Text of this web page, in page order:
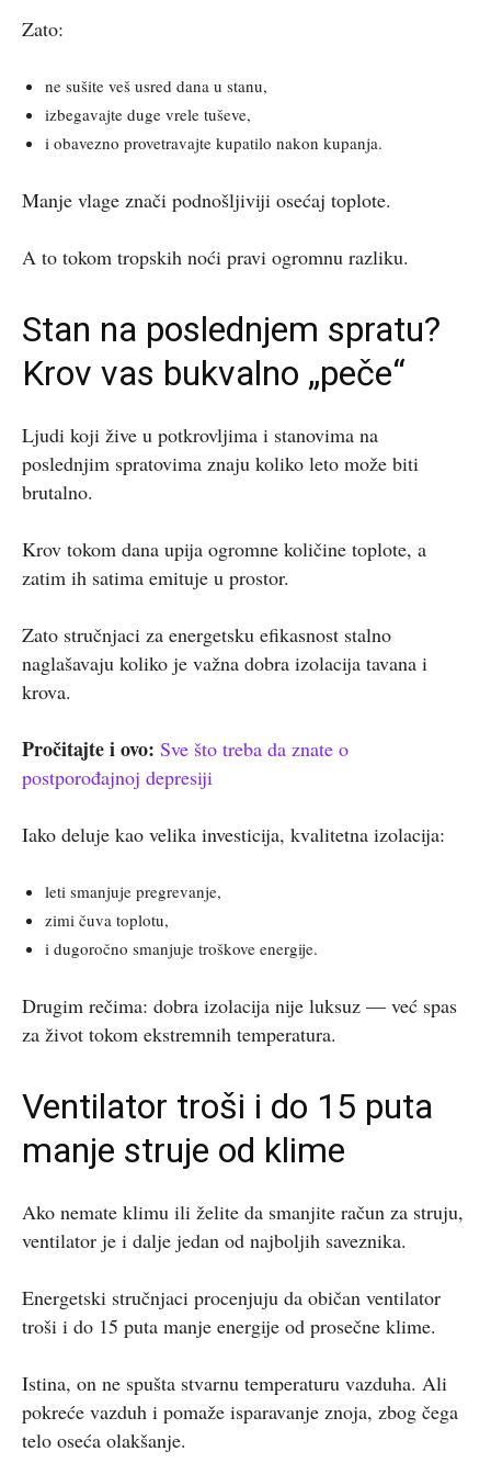
Zato:
ne sušite veš usred dana u stanu,
izbegavajte duge vrele tuševe,
i obavezno provetravajte kupatilo nakon kupanja.
Manje vlage znači podnošljiviji osećaj toplote.
A to tokom tropskih noći pravi ogromnu razliku.
Stan na poslednjem spratu?
Krov vas bukvalno „peče“
Ljudi koji žive u potkrovljima i stanovima na
poslednjim spratovima znaju koliko leto može biti
brutalno.
Krov tokom dana upija ogromne količine toplote, a
zatim ih satima emituje u prostor.
Zato stručnjaci za energetsku efikasnost stalno
naglašavaju koliko je važna dobra izolacija tavana i
krova.
Pročitajte i ovo: Sve što treba da znate o
postporođajnoj depresiji
Iako deluje kao velika investicija, kvalitetna izolacija:
leti smanjuje pregrevanje,
zimi čuva toplotu,
i dugoročno smanjuje troškove energije.
Drugim rečima: dobra izolacija nije luksuz — već spas
za život tokom ekstremnih temperatura.
Ventilator troši i do 15 puta
manje struje od klime
Ako nemate klimu ili želite da smanjite račun za struju,
ventilator je i dalje jedan od najboljih saveznika.
Energetski stručnjaci procenjuju da običan ventilator
troši i do 15 puta manje energije od prosečne klime.
Istina, on ne spušta stvarnu temperaturu vazduha. Ali
pokreće vazduh i pomaže isparavanje znoja, zbog čega
telo oseća olakšanje.